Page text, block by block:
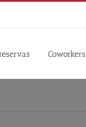
Coworkers